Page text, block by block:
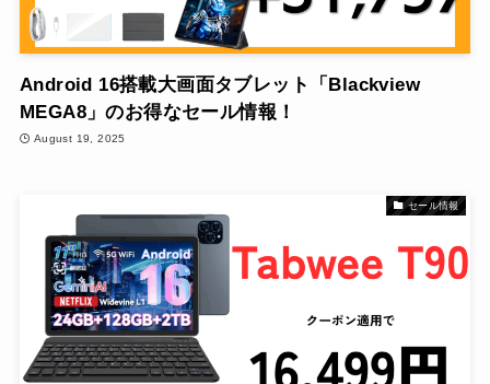
Android 16搭載大画面タブレット「Blackview
MEGA8」のお得なセール情報！
August 19, 2025
セール情報